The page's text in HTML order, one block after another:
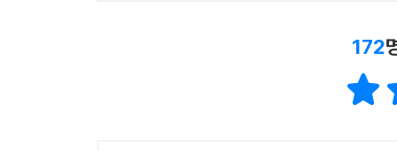
172